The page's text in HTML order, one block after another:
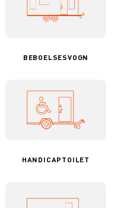
BEBOELSESVOGN
HANDICAPTOILET